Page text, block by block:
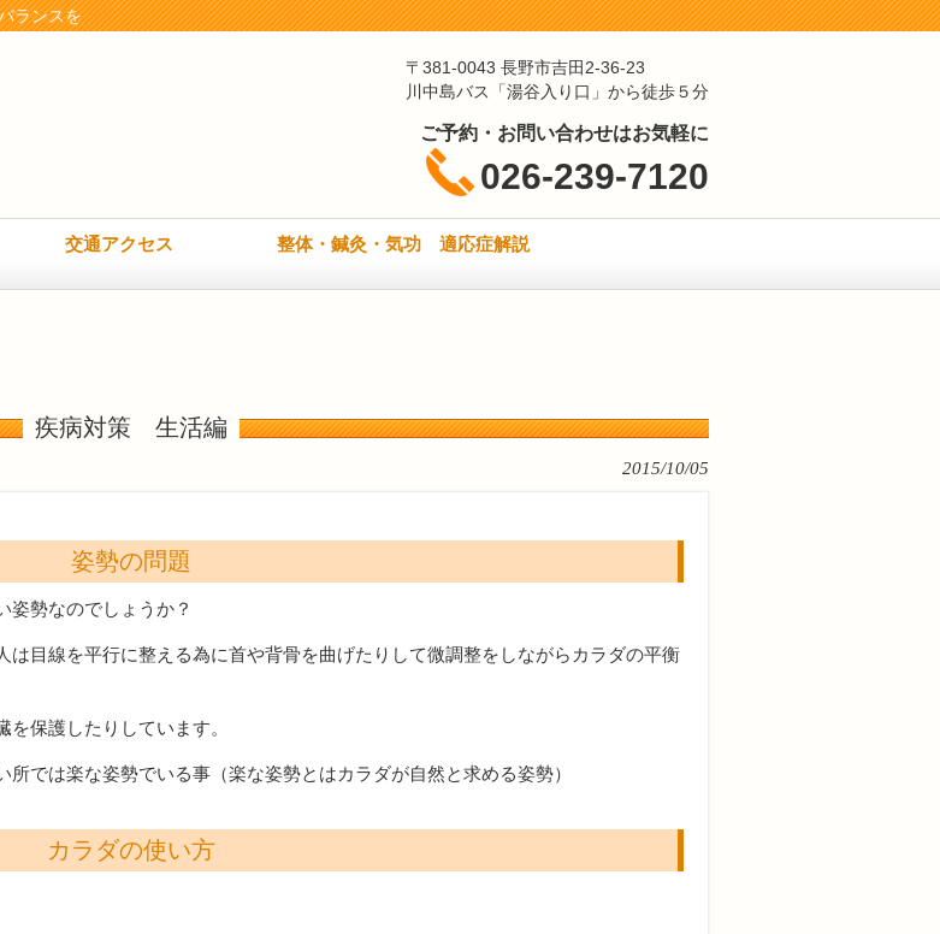
ランスを
〒381-0043 長野市吉田2-36-23
川中島バス「湯谷入り口」から徒歩５分
ご予約・お問い合わせはお気軽に
026-239-7120
交通アクセス 整体・鍼灸・気功 適応症解説
疾病対策 生活編
2015/10/05
姿勢の問題
姿勢なのでしょうか？
目線を平行に整える為に首や背骨を曲げたりして微調整をしながらカラダの平衡
保護したりしています。
では楽な姿勢でいる事（楽な姿勢とはカラダが自然と求める姿勢）
カラダの使い方